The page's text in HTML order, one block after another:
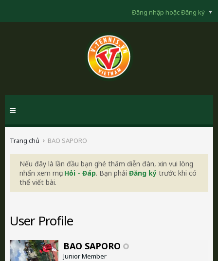
Đăng nhập hoặc Đăng ký
Trang chủ BAO SAPORO
Nếu đây là lần đầu bạn ghé thăm diễn đàn, xin vui lòng
nhấn xem mục Hỏi - Đáp. Bạn phải Đăng ký trước khi có
thể viết bài.
User Profile
BAO SAPORO
Junior Member